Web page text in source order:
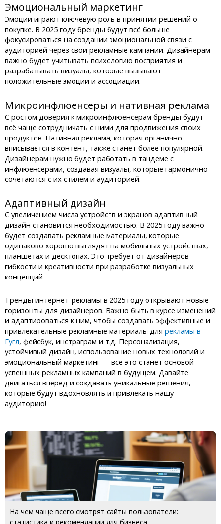
Эмоциональный маркетинг
Эмоции играют ключевую роль в принятии решений о
покупке. В 2025 году бренды будут всё больше
фокусироваться на создании эмоциональной связи с
аудиторией через свои рекламные кампании. Дизайнерам
важно будет учитывать психологию восприятия и
разрабатывать визуалы, которые вызывают
положительные эмоции и ассоциации.
Микроинфлюенсеры и нативная реклама
С ростом доверия к микроинфлюенсерам бренды будут
всё чаще сотрудничать с ними для продвижения своих
продуктов. Нативная реклама, которая органично
вписывается в контент, также станет более популярной.
Дизайнерам нужно будет работать в тандеме с
инфлюенсерами, создавая визуалы, которые гармонично
сочетаются с их стилем и аудиторией.
Адаптивный дизайн
С увеличением числа устройств и экранов адаптивный
дизайн становится необходимостью. В 2025 году важно
будет создавать рекламные материалы, которые
одинаково хорошо выглядят на мобильных устройствах,
планшетах и десктопах. Это требует от дизайнеров
гибкости и креативности при разработке визуальных
концепций.
Тренды интернет-рекламы в 2025 году открывают новые
горизонты для дизайнеров. Важно быть в курсе изменений
и адаптироваться к ним, чтобы создавать эффективные и
привлекательные рекламные материалы для рекламы в
Гугл, фейсбук, инстраграм и т.д. Персонализация,
устойчивый дизайн, использование новых технологий и
эмоциональный маркетинг — все это станет основой
успешных рекламных кампаний в будущем. Давайте
двигаться вперед и создавать уникальные решения,
которые будут вдохновлять и привлекать нашу
аудиторию!
На чем чаще всего смотрят сайты пользователи:
статистика и рекомендации для бизнеса